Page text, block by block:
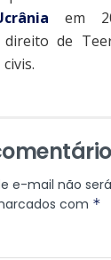
em
direito de
e-mail não
com *